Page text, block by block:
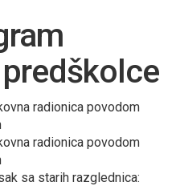
radionica povodom
radionica povodom
sa starih razglednica: